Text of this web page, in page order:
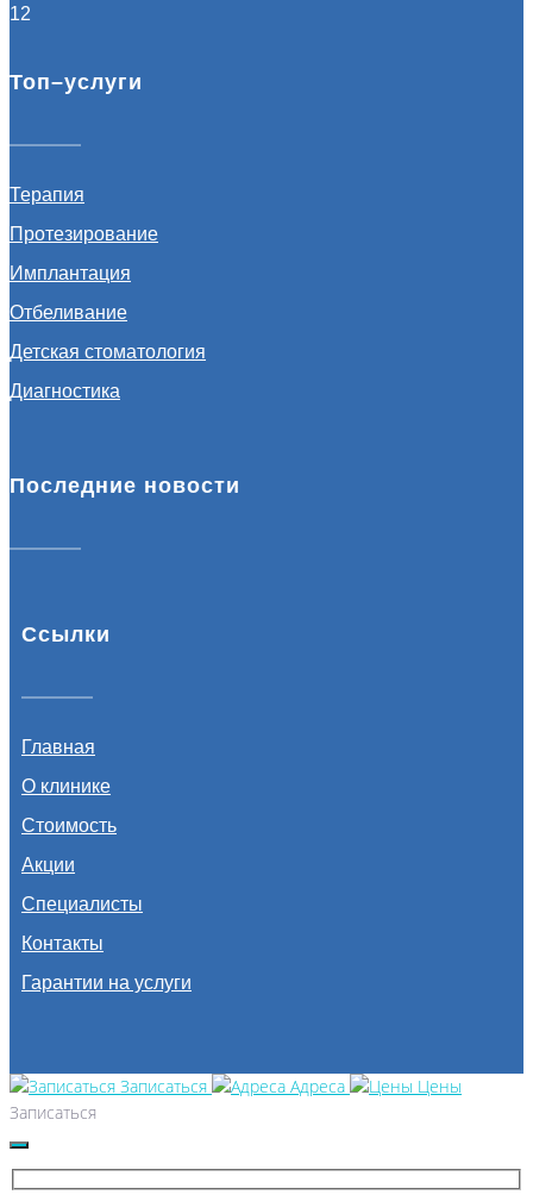
12
Топ–услуги
Терапия
Протезирование
Имплантация
Отбеливание
Детская стоматология
Диагностика
Последние новости
Ссылки
Главная
О клинике
Стоимость
Акции
Специалисты
Контакты
Гарантии на услуги
Записаться Адреса
Цены
Записаться